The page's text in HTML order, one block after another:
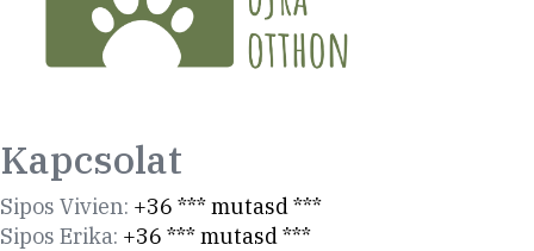
Kapcsolat
Sipos Vivien: +36 *** mutasd ***
Sipos Erika: +36 *** mutasd ***